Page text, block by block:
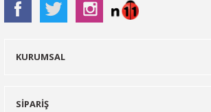
KURUMSAL
SİPARİŞ